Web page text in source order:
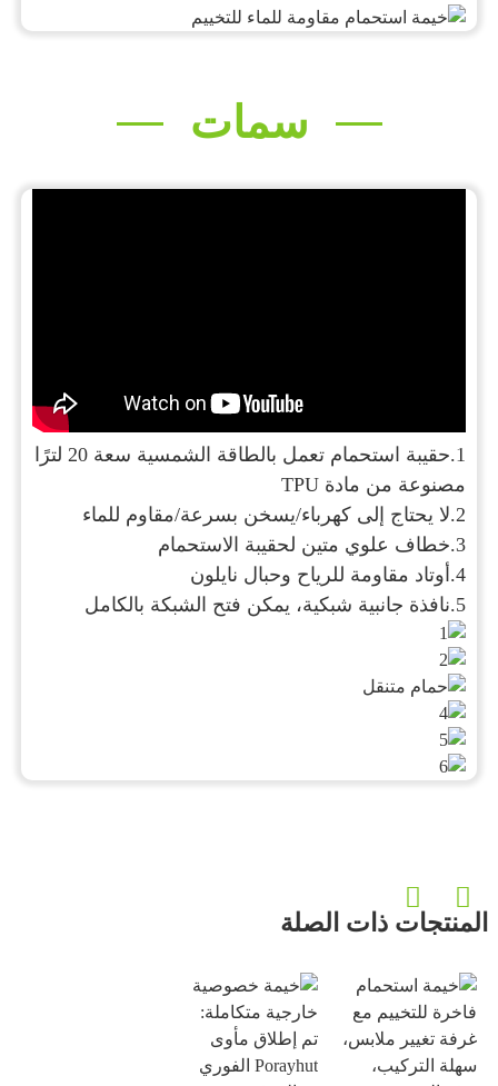
سمات
1.
حقيبة استحمام تعمل بالطاقة الشمسية سعة 20 لترًا
مصنوعة من مادة TPU
2. لا يحتاج إلى كهرباء/يسخن بسرعة/مقاوم للماء
3. خطاف علوي متين لحقيبة الاستحمام
4. أوتاد مقاومة للرياح وحبال نايلون
5. نافذة جانبية شبكية، يمكن فتح الشبكة بالكامل
المنتجات ذات الصلة